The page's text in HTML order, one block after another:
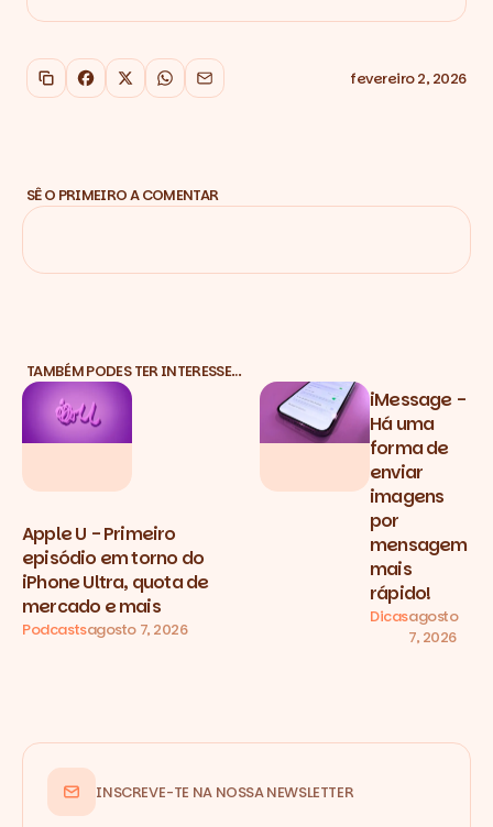
Copiar link
Facebook
X WhatsApp
Email fevereiro 2, 2026
SÊ O PRIMEIRO A COMENTAR
TAMBÉM PODES TER INTERESSE…
Apple U - Primeiro
episódio em torno do
iPhone Ultra, quota de
mercado e mais
Podcastsagosto 7, 2026
iMessage -
Há uma
forma de
enviar
imagens
por
mensagem
mais
rápido!
Dicasagosto
7, 2026
INSCREVE-TE NA NOSSA NEWSLETTER